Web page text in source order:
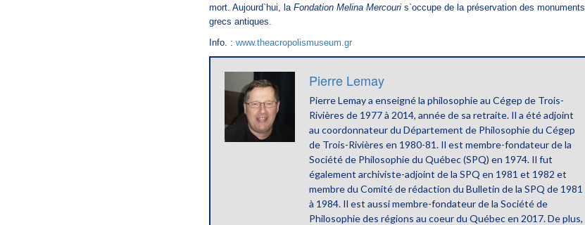
mort. Aujourd`hui, la Fondation Melina Mercouri s`occupe de la préservation des monuments
grecs antiques.
Info. : www.theacropolismuseum.gr
Pierre Lemay
Pierre Lemay a enseigné la philosophie au Cégep de Trois-
Rivières de 1977 à 2014, année de sa retraite. Il a été adjoint
au coordonnateur du Département de Philosophie du Cégep
de Trois-Rivières en 1980-81. Il est membre-fondateur de la
Société de Philosophie du Québec (SPQ) en 1974. Il fut
également archiviste-adjoint de la SPQ en 1981 et 1982 et
membre du Comité de rédaction du Bulletin de la SPQ de 1981
à 1984. Il est aussi membre-fondateur de la Société de
Philosophie des régions au coeur du Québec en 2017. De plus,